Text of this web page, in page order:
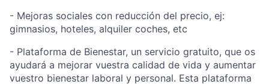
- Mejoras sociales con reducción del precio, ej:
gimnasios, hoteles, alquiler coches, etc
- Plataforma de Bienestar, un servicio gratuito, que os
ayudará a mejorar vuestra calidad de vida y aumentar
vuestro bienestar laboral y personal. Esta plataforma